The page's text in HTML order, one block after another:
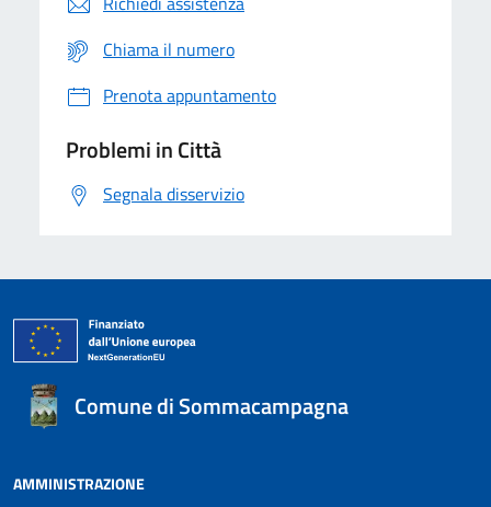
Chiama il numero
Prenota appuntamento
Problemi in Città
Segnala disservizio
Comune di Sommacampagna
AMMINISTRAZIONE